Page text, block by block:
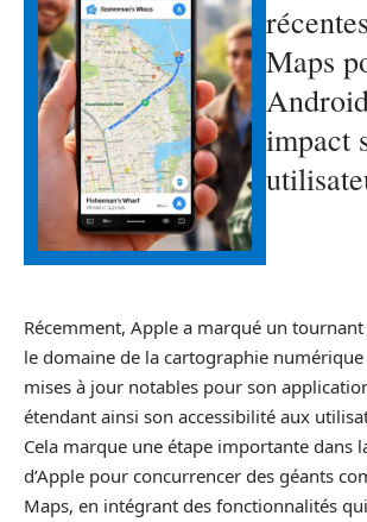
Maps
impact
Récemment, Apple a marqué un
le domaine de la cartographie
mises à jour notables pour son
étendant ainsi son accessibilité aux
Cela marque une étape importante dans
d’Apple pour concurrencer des géants
Maps, en intégrant des fonctionnalités